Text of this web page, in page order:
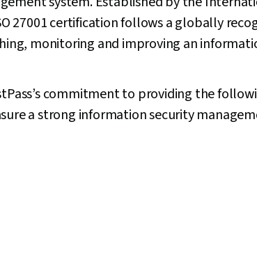
27001 certification follows a globally
monitoring and improving an
commitment to providing the
a strong information security